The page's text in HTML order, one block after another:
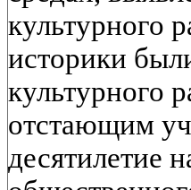
культурного
историки
культурного
отстающим
десятилетие